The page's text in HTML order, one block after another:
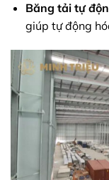
Băng tải tự
giúp tự động